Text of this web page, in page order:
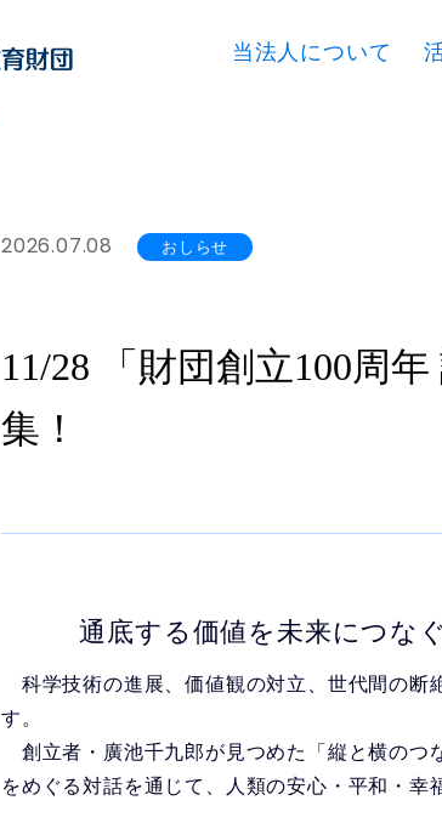
当法人について
2026.07.08 おしらせ
11/28 「財団創立100周
集！
通底する価値を未来につな
科学技術の進展、価値観の対立、世代間の断
す。
創立者・廣池千九郎が見つめた「縦と横のつ
をめぐる対話を通じて、人類の安心・平和・幸